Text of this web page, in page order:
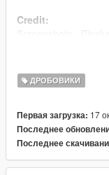
Credit:
Model and textures
Don't reupload
1.0
- Initial release
ДРОБОВИКИ
Первая загрузка: 17
Последнее
Последнее